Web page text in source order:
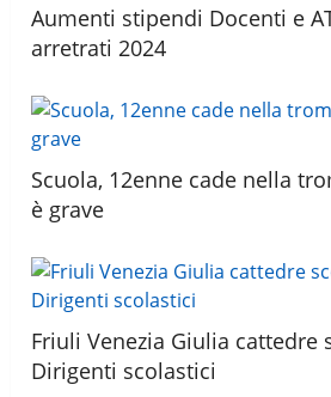
Aumenti stipendi Docenti e
arretrati 2024
Scuola, 12enne cade nella
è grave
Friuli Venezia Giulia cattedre
Dirigenti scolastici